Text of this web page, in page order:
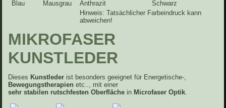
Blau Mausgrau Anthrazit
Schwarz
Hinweis: Tatsächlicher Farbeindruck kann
abweichen!
MIKROFASER
KUNSTLEDER
Dieses Kunstleder ist besonders geeignet für Energetische-,
Bewegungstherapien etc.., mit einer
sehr stabilen rutschfesten Oberfläche in Microfaser Optik.